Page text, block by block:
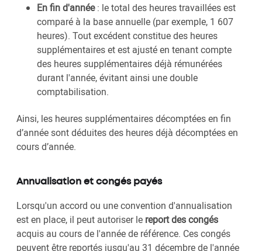
En fin d'année: le total des heures travaillées est
comparé à la base annuelle (par exemple, 1 607
heures). Tout excédent constitue des heures
supplémentaires et est ajusté en tenant compte
des heures supplémentaires déjà rémunérées
durant l'année, évitant ainsi une double
comptabilisation.
Ainsi, les heures supplémentaires décomptées en fin
d’année sont déduites des heures déjà décomptées en
cours d’année.
Annualisation et congés payés
Lorsqu'un accord ou une convention d'annualisation
est en place, il peut autoriser le report des congés
acquis au cours de l'année de référence. Ces congés
peuvent être reportés jusqu'au 31 décembre de l'année